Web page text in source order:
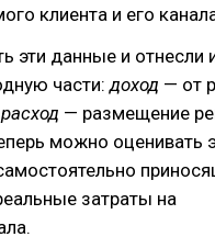
клиента и его
эти данные и отнесли
части:доход — от
расход — размещение
можно оценивать
затраты на